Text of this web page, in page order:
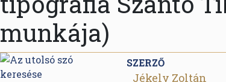
munkája)
SZERZŐ
Jékely Zoltán